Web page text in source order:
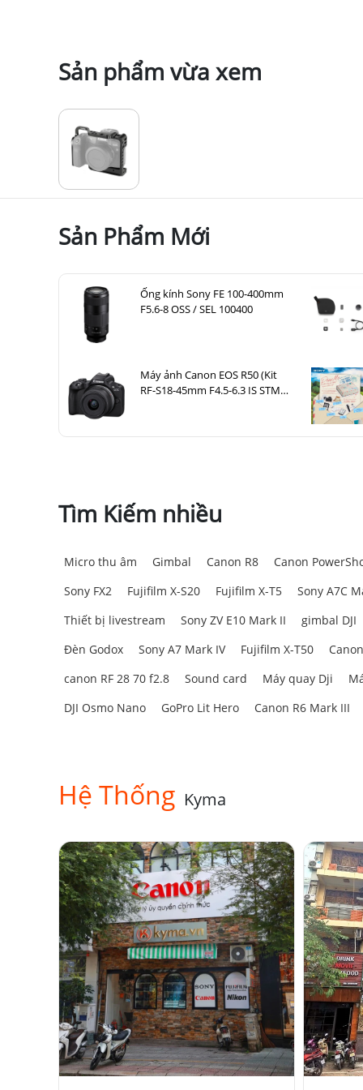
Sản phẩm vừa xem
Sản Phẩm Mới
Ống kính Sony FE 100-400mm
F5.6-8 OSS / SEL 100400
Máy ảnh Canon EOS R50 (Kit
RF-S18-45mm F4.5-6.3 IS STM
Tìm Kiếm nhiều
Micro thu âm Gimbal Canon R8
Canon
Sony FX2
Fujifilm X-S20 Fujifilm X-T5
Sony A7C
Thiết bị livestream
Sony ZV E10 Mark II
gimbal DJI
Đèn Godox
Sony A7 Mark IV Fujifilm X-T50
canon RF 28 70 f2.8
Sound card Máy quay Dji
DJI Osmo Nano
GoPro Lit Hero Canon R6 Mark III
Hệ Thống Kyma